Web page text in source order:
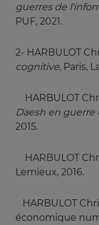
guerres de
PUF, 2021.
2- HARBULOT
cognitive, Paris,
HARBULOT
Daesh en guerre
2015.
HARBULOT
Lemieux, 2016.
HARBULOT
économique